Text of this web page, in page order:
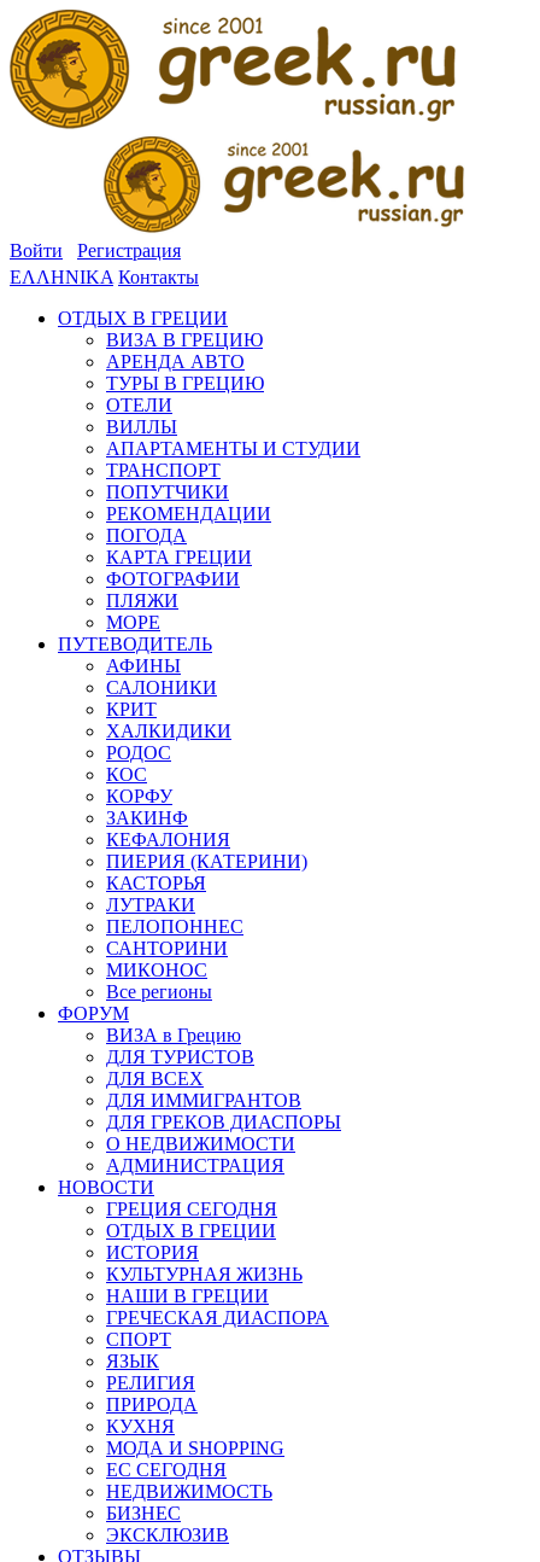
Войти
Регистрация
ΕΛΛΗΝΙΚΑ Контакты
ОТДЫХ В ГРЕЦИИ
ВИЗА В ГРЕЦИЮ
АРЕНДА АВТО
ТУРЫ В ГРЕЦИЮ
ОТЕЛИ
ВИЛЛЫ
АПАРТАМЕНТЫ И СТУДИИ
ТРАНСПОРТ
ПОПУТЧИКИ
РЕКОМЕНДАЦИИ
ПОГОДА
КАРТА ГРЕЦИИ
ФОТОГРАФИИ
ПЛЯЖИ
МОРЕ
ПУТЕВОДИТЕЛЬ
АФИНЫ
САЛОНИКИ
КРИТ
ХАЛКИДИКИ
РОДОС
КОС
КОРФУ
ЗАКИНФ
КЕФАЛОНИЯ
ПИЕРИЯ (КАТЕРИНИ)
КАСТОРЬЯ
ЛУТРАКИ
ПЕЛОПОННЕС
САНТОРИНИ
МИКОНОС
Все регионы
ФОРУМ
ВИЗА в Грецию
ДЛЯ ТУРИСТОВ
ДЛЯ ВСЕХ
ДЛЯ ИММИГРАНТОВ
ДЛЯ ГРЕКОВ ДИАСПОРЫ
О НЕДВИЖИМОСТИ
АДМИНИСТРАЦИЯ
НОВОСТИ
ГРЕЦИЯ СЕГОДНЯ
ОТДЫХ В ГРЕЦИИ
ИСТОРИЯ
КУЛЬТУРНАЯ ЖИЗНЬ
НАШИ В ГРЕЦИИ
ГРЕЧЕСКАЯ ДИАСПОРА
СПОРТ
ЯЗЫК
РЕЛИГИЯ
ПРИРОДА
КУХНЯ
МОДА И SHOPPING
ЕС СЕГОДНЯ
НЕДВИЖИМОСТЬ
БИЗНЕС
ЭКСКЛЮЗИВ
ОТЗЫВЫ